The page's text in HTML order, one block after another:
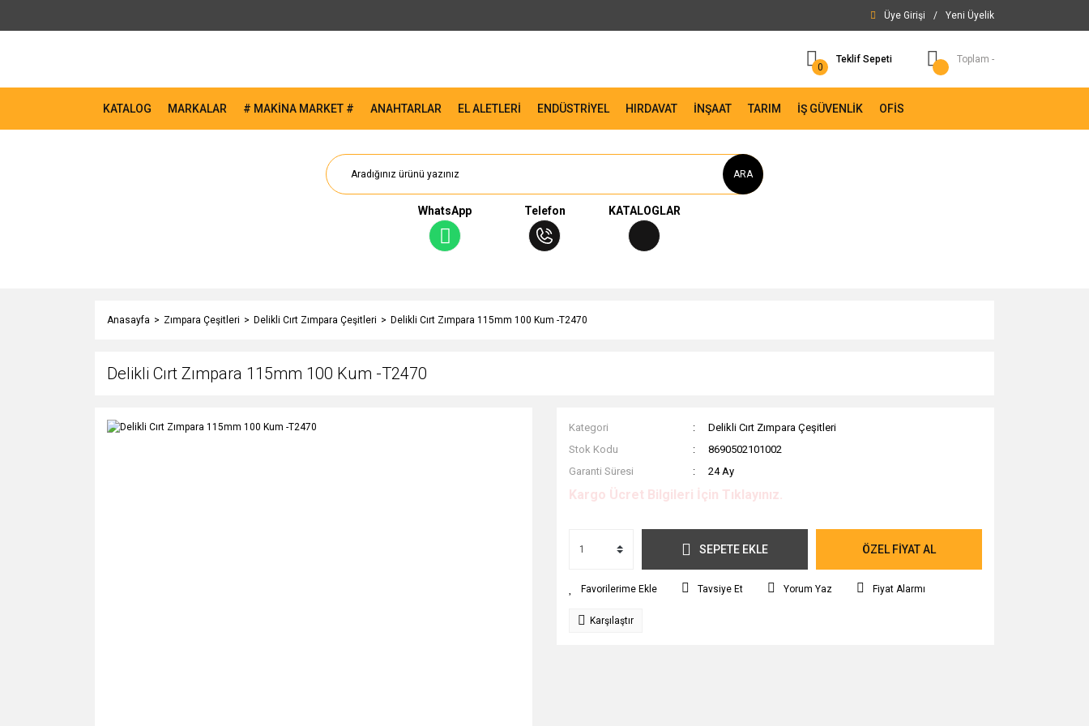
Üye Girişi / Yeni Üyelik
0
Teklif Sepeti Toplam -
KATALOG MARKALAR # MAKİNA MARKET # ANAHTARLAR EL ALETLERİ ENDÜSTRİYEL HIRDAVAT İNŞAAT TARIM İŞ GÜVENLİK OFİS
ARA
WhatsApp Telefon KATALOGLAR
Anasayfa Zımpara Çeşitleri Delikli Cırt Zımpara Çeşitleri Delikli Cırt Zımpara 115mm 100 Kum -T2470
Delikli Cırt Zımpara 115mm 100 Kum -T2470
Kategori
Delikli Cırt Zımpara Çeşitleri
Stok Kodu
8690502101002
Garanti Süresi
24 Ay
Kargo Ücret Bilgileri İçin Tıklayınız.
SEPETE EKLE ÖZEL FİYAT AL
Tavsiye Et Yorum Yaz Fiyat Alarmı
Karşılaştır